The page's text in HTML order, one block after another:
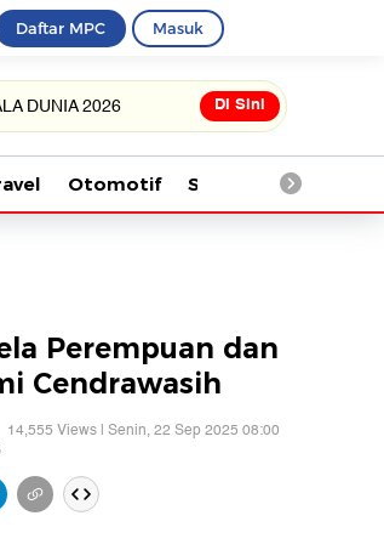
Daftar MPC Masuk
2026 Di Sini
Otomotif Saintek
Perempuan dan
Cendrawasih
14,555 Views | Senin, 22 Sep 2025 08:00